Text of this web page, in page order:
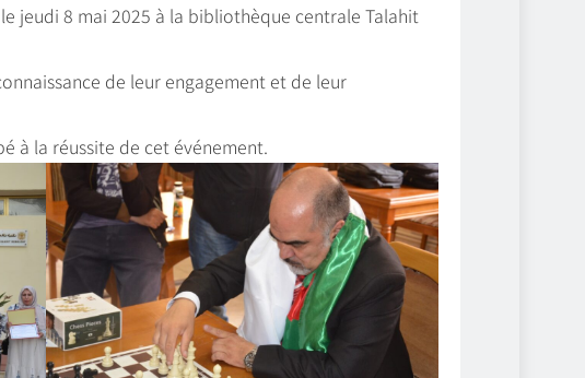
jeudi 8 mai 2025 à la bibliothèque centrale Talahit
de leur engagement et de leur
à la réussite de cet événement.